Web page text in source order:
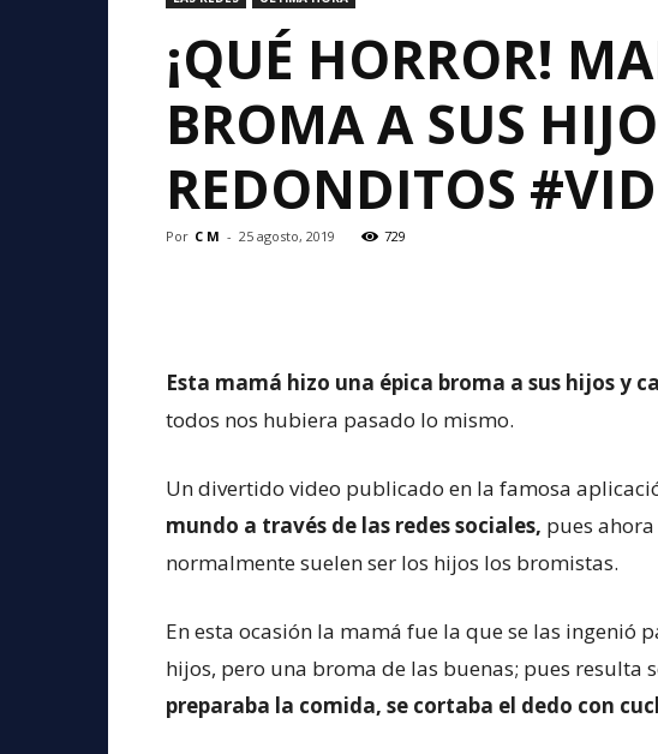
¡QUÉ HORROR!
BROMA A SUS
REDONDITOS
Por C M - 25 agosto, 2019 729
Esta mamá hizo una épica broma a sus hijos y
todos nos hubiera pasado lo mismo.
Un divertido video publicado en la famosa
mundo a través de las redes sociales, pues
normalmente suelen ser los hijos los bromistas.
En esta ocasión la mamá fue la que se las ingenió
hijos, pero una broma de las buenas; pues resulta
preparaba la comida, se cortaba el dedo con